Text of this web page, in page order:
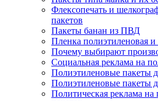
Флексопечать и
пакетов
Пакеты банан из ПВД
Пленка полиэтиленовая и
Почему выбирают
Социальная реклама на
Полиэтиленовые пакеты
Полиэтиленовые пакеты
Политическая реклама